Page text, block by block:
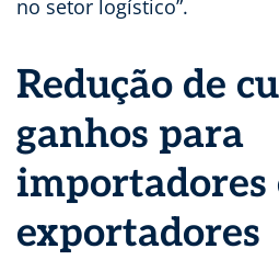
no setor logístico”.
Redução de
ganhos para
importadores
exportadores